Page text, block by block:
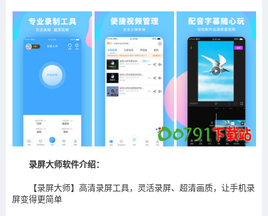
录屏大师软件介绍：
【录屏大师】高清录屏工具，灵活录屏、超清画质，让手机录
屏变得更简单